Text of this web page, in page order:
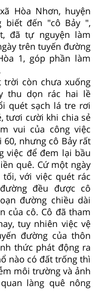
Hòa Nhơn, huyện
biết đến "cô Bảy ",
đã tự nguyện làm
trên tuyến đường
1, góp phần làm
còn chưa xuống
thu dọn rác hai lề
quét sạch lá tre rơi
tươi cười khi chia sẻ
vui của công việc
nhưng cô Bảy rất
việc để đem lại bầu
quê. Cứ một ngày
với việc quét rác
đều được cô
đường chiều dài
của cô. Cô đã tham
tuy nhiên việc vệ
đường của thôn
thức phát động ra
nào có đất trống thì
môi trường và ảnh
làng quê nông